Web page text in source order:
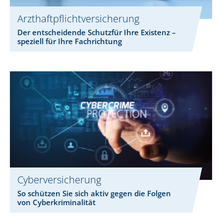
Arzthaftpflichtversicherung
Der entscheidende Schutzfür Ihre Existenz –
speziell für Ihre Fachrichtung
Cyberversicherung
So schützen Sie sich aktiv gegen die Folgen
von Cyberkriminalität